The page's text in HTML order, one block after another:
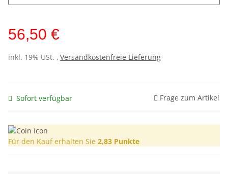
56,50 €
inkl. 19% USt. , Versandkostenfreie Lieferung
Sofort verfügbar Frage zum Artikel
Für den Kauf erhalten Sie 2,83 Punkte